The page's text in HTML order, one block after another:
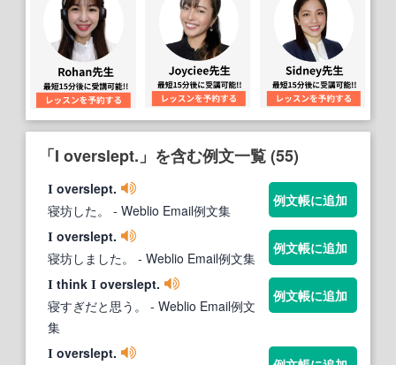
「I overslept.」を含む例文一覧 (55)
I overslept.
寝坊した。
- Weblio Email例文集
例文帳に追加
I overslept.
寝坊しました。
- Weblio Email例文集
例文帳に追加
I think I overslept.
寝すぎだと思う。
- Weblio Email例文
集
例文帳に追加
I overslept.